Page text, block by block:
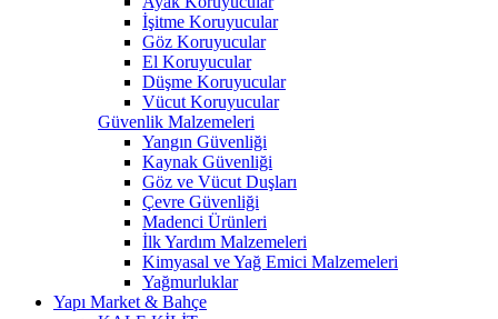
İşitme Koruyucular
Göz Koruyucular
El Koruyucular
Düşme Koruyucular
Vücut Koruyucular
Güvenlik Malzemeleri
Yangın Güvenliği
Kaynak Güvenliği
Göz ve Vücut Duşları
Çevre Güvenliği
Madenci Ürünleri
İlk Yardım Malzemeleri
Kimyasal ve Yağ Emici Malzemeleri
Yağmurluklar
Yapı Market & Bahçe